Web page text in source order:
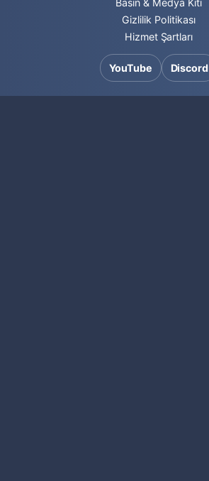
Basın & Medya Kiti
Gizlilik Politikası
Hizmet Şartları
YouTube Discord